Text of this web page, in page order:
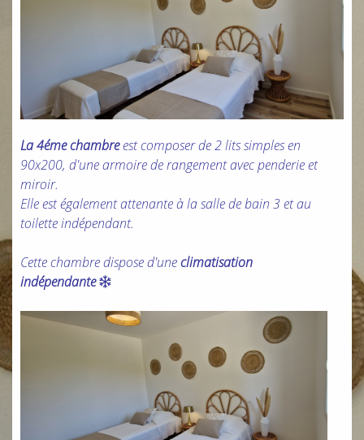
La 4éme chambreest composer de 2 lits simples en
90x200, d'une armoire de rangement avec penderie et
miroir.
Elle est également attenante à la salle de bain 3 et au
toilette indépendant.
Cette chambre dispose d'uneclimatisation
indépendante